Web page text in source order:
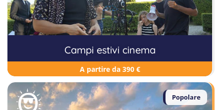
Campi estivi cinema
A partire da 390 €
Popolare